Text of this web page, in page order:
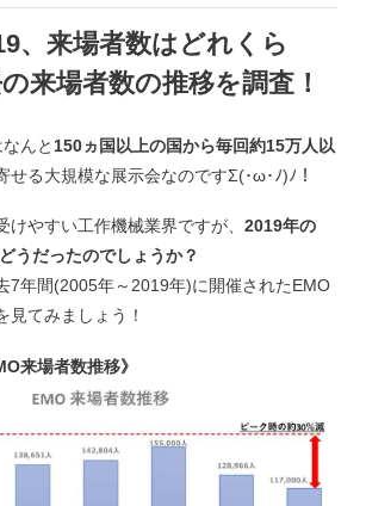
、来場者数はどれくら
来場者数の推移を調査！
んと 150ヵ国以上の国から毎回約15万人以
せる大規模な展示会なのですΣ(･ω･ﾉ)ﾉ！
けやすい工作機械業界ですが、 2019年の
うだったのでしょうか？
7年間(2005年～2019年)に開催されたEMO
見てみましょう！
来場者数推移》